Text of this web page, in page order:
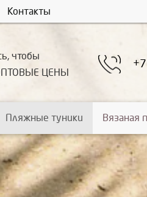
Контакты
чтобы
ЦЕНЫ
Пляжные туники Вязаная